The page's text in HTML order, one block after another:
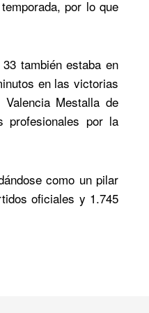
por lo que
también estaba en
en las victorias
Mestalla de
profesionales por la
como un pilar
oficiales y 1.745